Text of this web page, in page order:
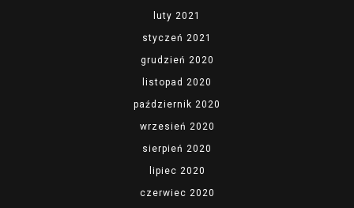
luty 2021
styczeń 2021
grudzień 2020
listopad 2020
październik 2020
wrzesień 2020
sierpień 2020
lipiec 2020
czerwiec 2020